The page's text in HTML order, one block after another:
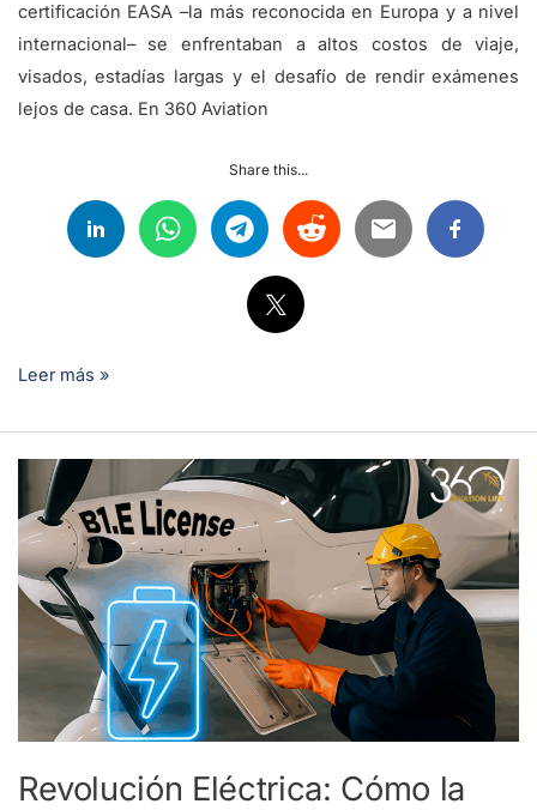
certificación EASA –la más reconocida en Europa y a nivel
internacional– se enfrentaban a altos costos de viaje,
visados, estadías largas y el desafío de rendir exámenes
lejos de casa. En 360 Aviation
Share this...
Leer más »
Revolución Eléctrica: Cómo la
Revolución
Eléctrica:
Cómo
la
Nueva
Licencia
de
EASA
tu